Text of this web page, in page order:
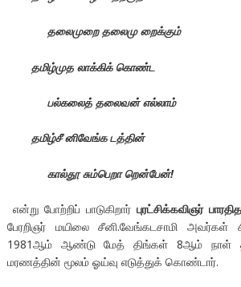
தலைமுறை தலைமு றைக்கும்
தமிழ்முத லாக்கிக் கொண்ட
பல்கலைத் தலைவன் எல்லாம்
தமிழ்சீ னிவேங்க டத்தின்
கால்தூ சும்பெறா றென்பேன்!
என்று போற்றிப் பாடுகிறார் புரட்சிக்கவிஞர்
பேரறிஞர் மயிலை சீனி.வேங்கடசாமி அவர்கள்
1981ஆம் ஆண்டு மேத் திங்கள் 8ஆம் நாள்
மரணத்தின் மூலம் ஓய்வு எடுத்துக் கொண்டார்.